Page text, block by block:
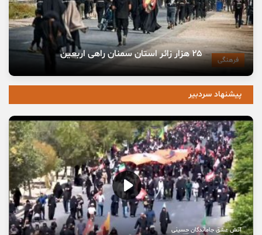
فرهنگی ۲۵ هزار زائر استان سمنان راهی اربعین
پیشنهاد سردبیر
آتش عشق جاماندگان حسینی